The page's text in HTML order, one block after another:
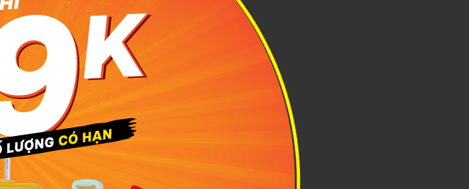
trừ trường hợp có va đập rất mạnh.
mặt của vali. Ngoài ra nhựa nhìn đẹp,